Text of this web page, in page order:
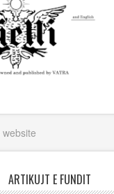
ARTIKUJT E FUNDIT